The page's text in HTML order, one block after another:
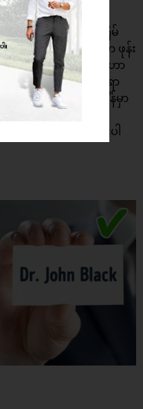
ရက် ပျမ်းမျှ အကြိမ်
းပြောနေတဲ့အချိန်မှာ ဖုန်း
ကို ပြသနေတာပါ။ ဒါဟာ
းရာ (သို့) မလေးစားရာ
ာ့ စကားပြောနေချိန်မှာ
း တဖက်လူနဲ့ဆွေးနွေး
ေတယ်လို့ ပြောဆိုထားပါ